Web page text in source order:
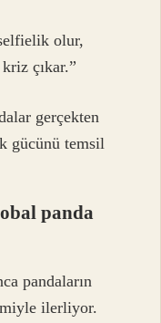
olur,
çıkar.”
gerçekten
gücünü temsil
panda
pandaların
ilerliyor.